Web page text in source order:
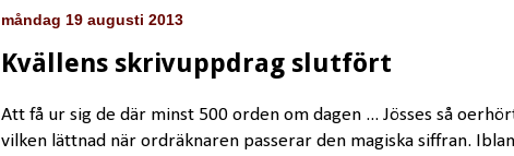
måndag 19 augusti 2013
Kvällens skrivuppdrag slutfört
Att få ur sig de där minst 500 orden om dagen ... Jösses så
vilken lättnad när ordräknaren passerar den magiska siffran.